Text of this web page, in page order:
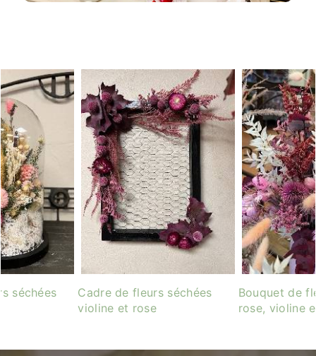
séchées
Cadre de fleurs séchées
violine et rose
Bouquet de
rose, violine